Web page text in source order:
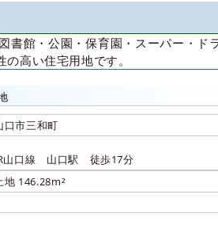
書館・公園・保育園・スーパー・ド
高い住宅用地です。
口市三和町
山口線 山口駅 徒歩17分
地 146.28m²